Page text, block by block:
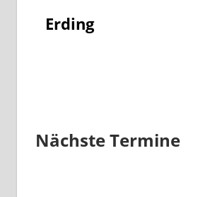
Erding
Nächste Termine